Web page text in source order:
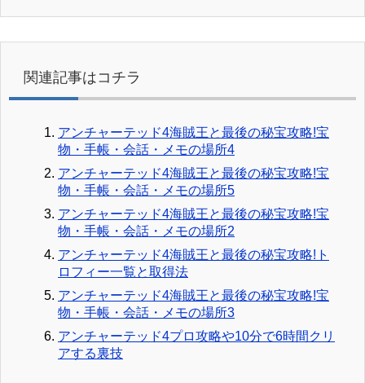
関連記事はコチラ
アンチャーテッド4海賊王と最後の秘宝攻略!宝
物・手帳・会話・メモの場所4
アンチャーテッド4海賊王と最後の秘宝攻略!宝
物・手帳・会話・メモの場所5
アンチャーテッド4海賊王と最後の秘宝攻略!宝
物・手帳・会話・メモの場所2
アンチャーテッド4海賊王と最後の秘宝攻略!ト
ロフィー一覧と取得法
アンチャーテッド4海賊王と最後の秘宝攻略!宝
物・手帳・会話・メモの場所3
アンチャーテッド4プロ攻略や10分で6時間クリ
アする裏技